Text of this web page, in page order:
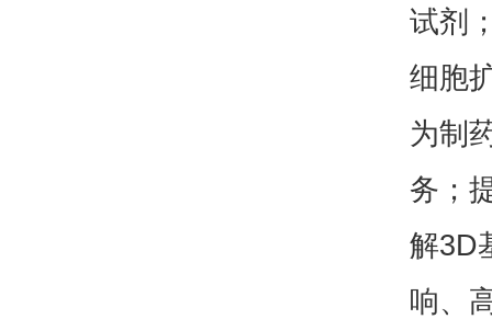
试剂
细胞
为制
务；
解3D
响、